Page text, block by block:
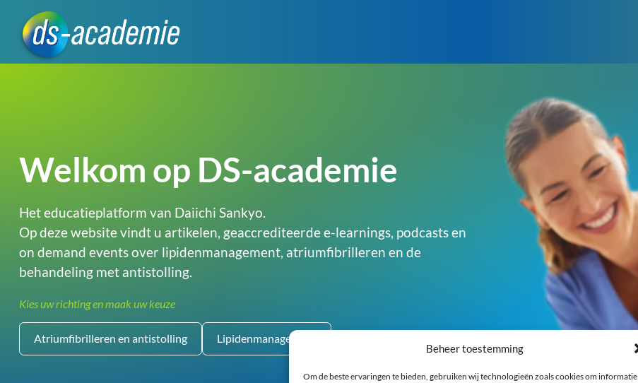
Beheer toestemming
Om de beste ervaringen te bieden, gebruiken wij technologieën zoals cookies om informatie
Welkom op DS-academie
Het educatieplatform van Daiichi Sankyo.
Op deze website vindt u artikelen, geaccrediteerde e-learnings, podcasts en
on demand events over lipidenmanagement, atriumfibrilleren en de
behandeling met antistolling.
Kies uw richting en maak uw keuze
Atriumfibrilleren en antistolling Lipidenmanagement